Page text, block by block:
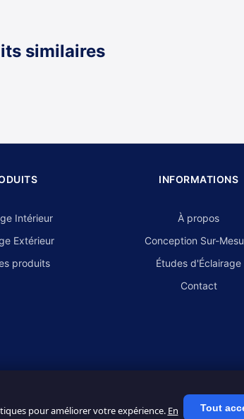
similaires
Intérieur
Extérieur
produits
INFORMATIONS
À propos
Conception Sur-
Études d'Éclairage
Contact
pour améliorer votre expérience. En
Tout